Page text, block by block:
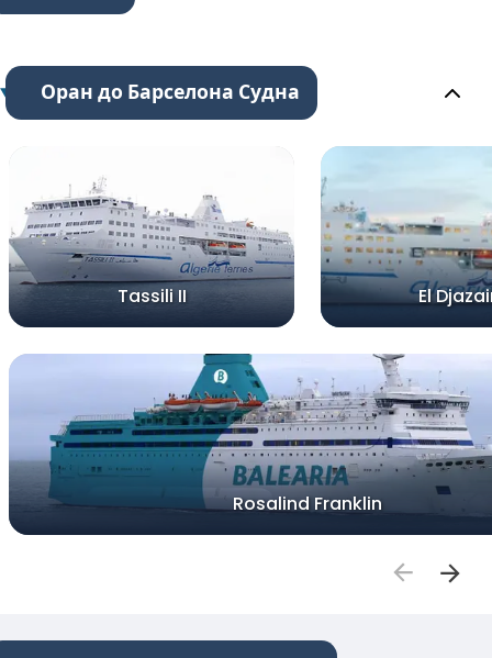
Оран до Барселона Судна
Tassili II El
Rosalind Franklin